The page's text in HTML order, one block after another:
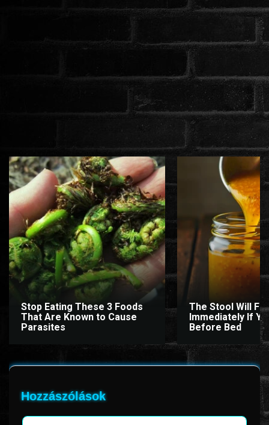
Stop Eating These 3 Foods
That Are Known to Cause
Parasites
The Stool Will Fly
Immediately If
Before Bed
Hozzászólások